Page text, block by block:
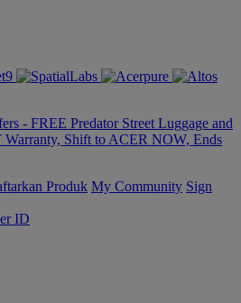
- FREE Predator Street Luggage and
Shift to ACER NOW, Ends
Produk My Community Sign
ID